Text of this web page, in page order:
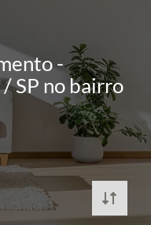
-
SP no bairro